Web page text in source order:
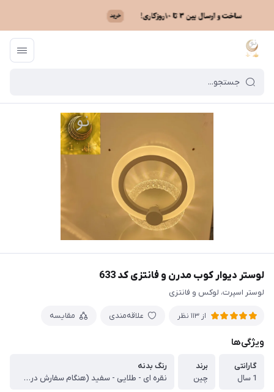
ماه نو / فهرست محصولات
لوستر دیوار کوب مدرن و فانتزی کد 633
لوستر اسپرت، لوکس و فانتزی
از 113 نظر علاقه‌مندی مقایسه
ویژگی‌ها
گارانتی
1 سال
برند
چین
رنگ بدنه
نقره ای - طلایی - سفید (هنگام سفارش در توضیحات رنگ دلخواه را بنویسید)